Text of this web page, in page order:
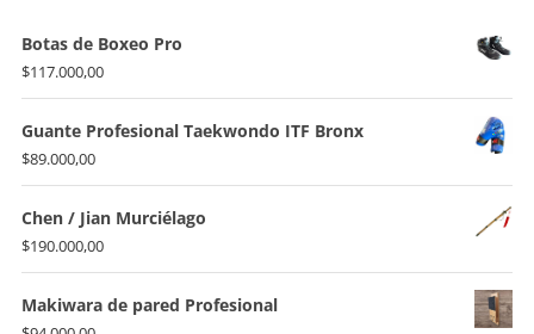
Botas de Boxeo Pro
$117.000,00
Guante Profesional Taekwondo ITF Bronx
$89.000,00
Chen / Jian Murciélago
$190.000,00
Makiwara de pared Profesional